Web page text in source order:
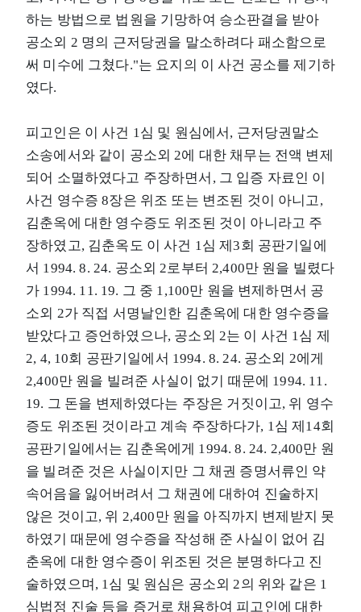
하는 방법으로 법원을 기망하여 승소판결을 받아
공소외 2 명의 근저당권을 말소하려다 패소함으로
써 미수에 그쳤다."는 요지의 이 사건 공소를 제기하
였다.
피고인은 이 사건 1심 및 원심에서, 근저당권말소
소송에서와 같이 공소외 2에 대한 채무는 전액 변제
되어 소멸하였다고 주장하면서, 그 입증 자료인 이
사건 영수증 8장은 위조 또는 변조된 것이 아니고,
김춘옥에 대한 영수증도 위조된 것이 아니라고 주
장하였고, 김춘옥도 이 사건 1심 제3회 공판기일에
서 1994. 8. 24. 공소외 2로부터 2,400만 원을 빌렸다
가 1994. 11. 19. 그 중 1,100만 원을 변제하면서 공
소외 2가 직접 서명날인한 김춘옥에 대한 영수증을
받았다고 증언하였으나, 공소외 2는 이 사건 1심 제
2, 4, 10회 공판기일에서 1994. 8. 24. 공소외 2에게
2,400만 원을 빌려준 사실이 없기 때문에 1994. 11.
19. 그 돈을 변제하였다는 주장은 거짓이고, 위 영수
증도 위조된 것이라고 계속 주장하다가, 1심 제14회
공판기일에서는 김춘옥에게 1994. 8. 24. 2,400만 원
을 빌려준 것은 사실이지만 그 채권 증명서류인 약
속어음을 잃어버려서 그 채권에 대하여 진술하지
않은 것이고, 위 2,400만 원을 아직까지 변제받지 못
하였기 때문에 영수증을 작성해 준 사실이 없어 김
춘옥에 대한 영수증이 위조된 것은 분명하다고 진
술하였으며, 1심 및 원심은 공소외 2의 위와 같은 1
심법정 진술 등을 증거로 채용하여 피고인에 대한